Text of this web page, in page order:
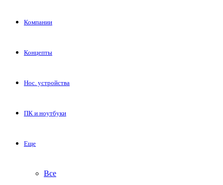
Компании
Концепты
Нос. устройства
ПК и ноутбуки
Еще
Все